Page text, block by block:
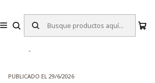
PUBLICADO EL 29/6/2026